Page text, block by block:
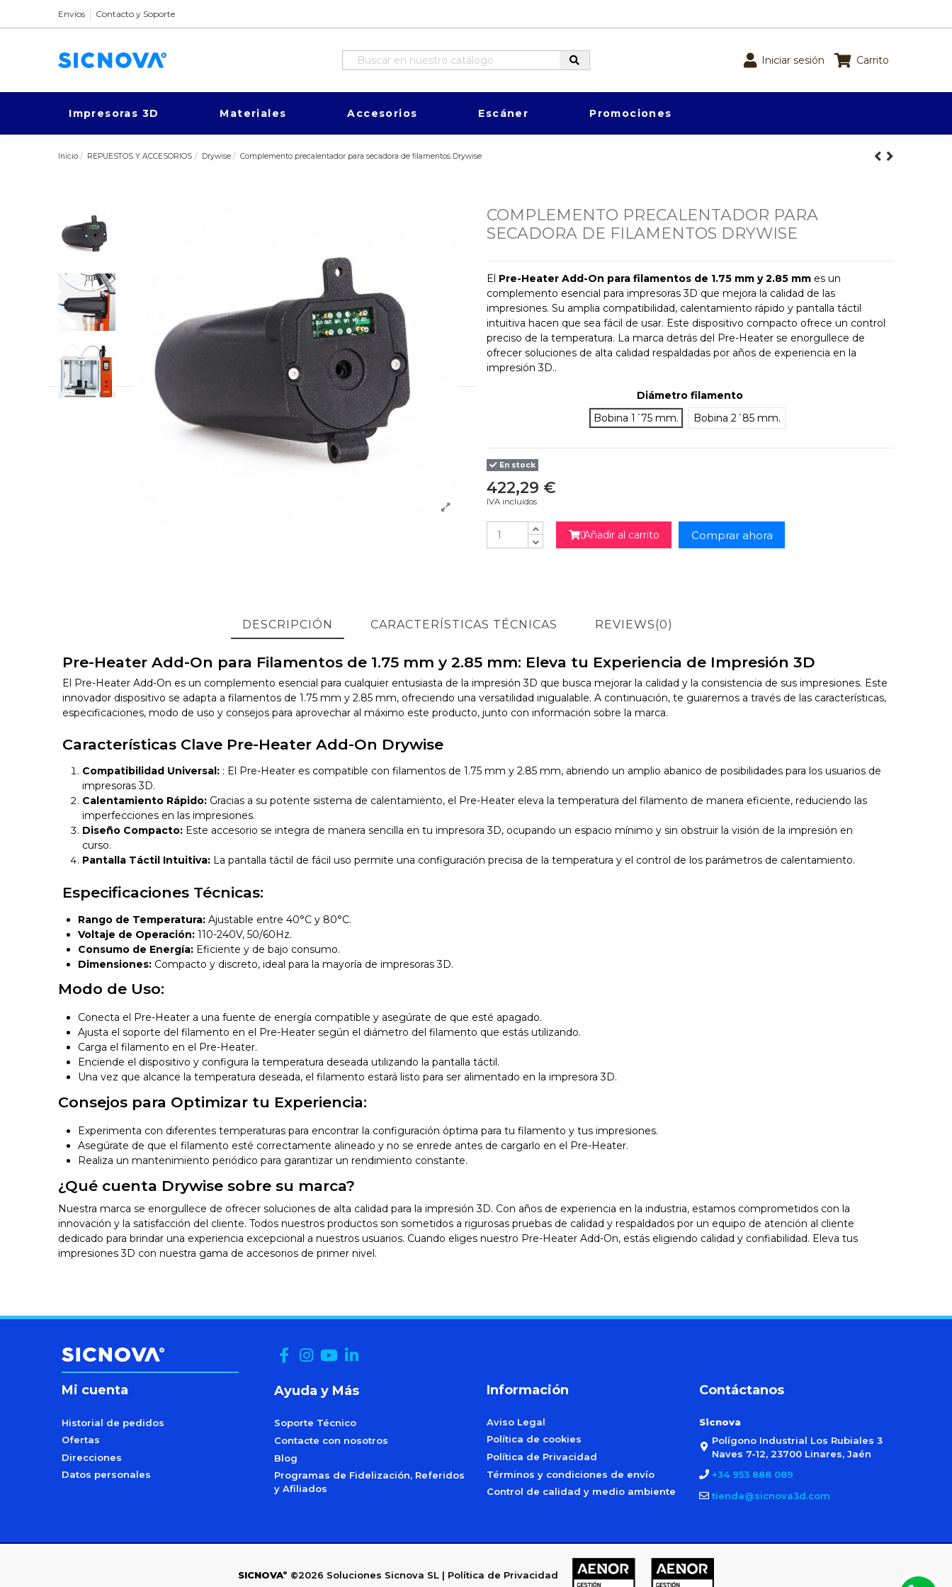
Envíos Contacto y Soporte
Iniciar sesión Carrito
Impresoras 3D Materiales Accesorios Escáner Promociones
Inicio REPUESTOS Y ACCESORIOS Drywise Complemento precalentador para secadora de filamentos Drywise
COMPLEMENTO PRECALENTADOR PARA
SECADORA DE FILAMENTOS DRYWISE
El Pre-Heater Add-On para filamentos de 1.75 mm y 2.85 mm es un
complemento esencial para impresoras 3D que mejora la calidad de las
impresiones. Su amplia compatibilidad, calentamiento rápido y pantalla táctil
intuitiva hacen que sea fácil de usar. Este dispositivo compacto ofrece un control
preciso de la temperatura. La marca detrás del Pre-Heater se enorgullece de
ofrecer soluciones de alta calidad respaldadas por años de experiencia en la
impresión 3D..
Diámetro filamento
Bobina 1´75 mm.
Bobina 2´85 mm.
En stock
422,29 €
IVA incluidos

Añadir al carrito Comprar ahora
DESCRIPCIÓN CARACTERÍSTICAS TÉCNICAS REVIEWS(0)
Pre-Heater Add-On para Filamentos de 1.75 mm y 2.85 mm: Eleva tu Experiencia de Impresión 3D
El Pre-Heater Add-On es un complemento esencial para cualquier entusiasta de la impresión 3D que busca mejorar la calidad y la consistencia de sus impresiones. Este
innovador dispositivo se adapta a filamentos de 1.75 mm y 2.85 mm, ofreciendo una versatilidad inigualable. A continuación, te guiaremos a través de las características,
especificaciones, modo de uso y consejos para aprovechar al máximo este producto, junto con información sobre la marca.
Características Clave Pre-Heater Add-On Drywise
Compatibilidad Universal: : El Pre-Heater es compatible con filamentos de 1.75 mm y 2.85 mm, abriendo un amplio abanico de posibilidades para los usuarios de
impresoras 3D.
Calentamiento Rápido: Gracias a su potente sistema de calentamiento, el Pre-Heater eleva la temperatura del filamento de manera eficiente, reduciendo las
imperfecciones en las impresiones.
Diseño Compacto: Este accesorio se integra de manera sencilla en tu impresora 3D, ocupando un espacio mínimo y sin obstruir la visión de la impresión en
curso.
Pantalla Táctil Intuitiva: La pantalla táctil de fácil uso permite una configuración precisa de la temperatura y el control de los parámetros de calentamiento.
Especificaciones Técnicas:
Rango de Temperatura: Ajustable entre 40°C y 80°C.
Voltaje de Operación: 110-240V, 50/60Hz.
Consumo de Energía: Eficiente y de bajo consumo.
Dimensiones: Compacto y discreto, ideal para la mayoría de impresoras 3D.
Modo de Uso:
Conecta el Pre-Heater a una fuente de energía compatible y asegúrate de que esté apagado.
Ajusta el soporte del filamento en el Pre-Heater según el diámetro del filamento que estás utilizando.
Carga el filamento en el Pre-Heater.
Enciende el dispositivo y configura la temperatura deseada utilizando la pantalla táctil.
Una vez que alcance la temperatura deseada, el filamento estará listo para ser alimentado en la impresora 3D.
Consejos para Optimizar tu Experiencia:
Experimenta con diferentes temperaturas para encontrar la configuración óptima para tu filamento y tus impresiones.
Asegúrate de que el filamento esté correctamente alineado y no se enrede antes de cargarlo en el Pre-Heater.
Realiza un mantenimiento periódico para garantizar un rendimiento constante.
¿Qué cuenta Drywise sobre su marca?
Nuestra marca se enorgullece de ofrecer soluciones de alta calidad para la impresión 3D. Con años de experiencia en la industria, estamos comprometidos con la
innovación y la satisfacción del cliente. Todos nuestros productos son sometidos a rigurosas pruebas de calidad y respaldados por un equipo de atención al cliente
dedicado para brindar una experiencia excepcional a nuestros usuarios. Cuando eliges nuestro Pre-Heater Add-On, estás eligiendo calidad y confiabilidad. Eleva tus
impresiones 3D con nuestra gama de accesorios de primer nivel.
Mi cuenta
Historial de pedidos
Ofertas
Direcciones
Datos personales
Ayuda y Más
Soporte Técnico
Contacte con nosotros
Blog
Programas de Fidelización, Referidos
y Afiliados
Información
Aviso Legal
Política de cookies
Política de Privacidad
Términos y condiciones de envío
Control de calidad y medio ambiente
Contáctanos
Sicnova
Polígono Industrial Los Rubiales 3
Naves 7-12, 23700 Linares, Jaén
+34 953 888 089
tienda@sicnova3d.com
SICNOVAº ©2026 Soluciones Sicnova SL | Política de Privacidad